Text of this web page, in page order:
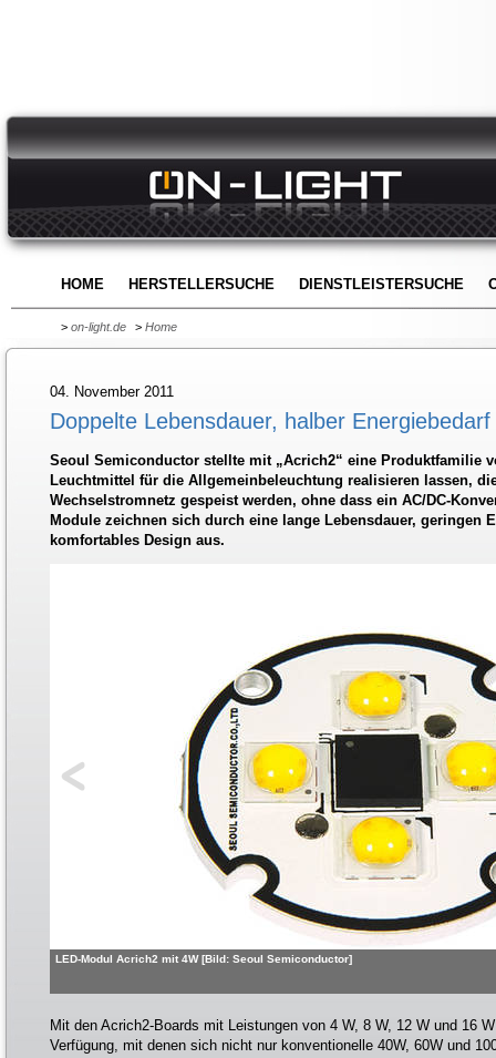
HOME HERSTELLERSUCHE DIENSTLEISTERSUCHE
> on-light.de > Home
04. November 2011
Doppelte Lebensdauer, halber Energiebedarf
Seoul Semiconductor stellte mit „Acrich2“ eine Produktfamilie
Leuchtmittel für die Allgemeinbeleuchtung realisieren lassen,
Wechselstromnetz gespeist werden, ohne dass ein AC/DC-
Module zeichnen sich durch eine lange Lebensdauer, geringen
komfortables Design aus.
LED-Modul Acrich2 mit 4W [Bild: Seoul Semiconductor]
Mit den Acrich2-Boards mit Leistungen von 4 W, 8 W, 12 W und 16
Verfügung, mit denen sich nicht nur konventionelle 40W, 60W und